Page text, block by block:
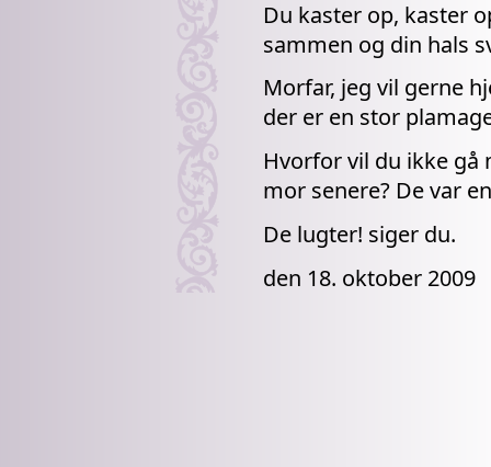
Du kaster op, kaster
sammen og din hals
Morfar, jeg vil gerne
der er en stor
Hvorfor vil du ikke gå
mor senere? De var
De lugter! siger du.
den 18. oktober 2009